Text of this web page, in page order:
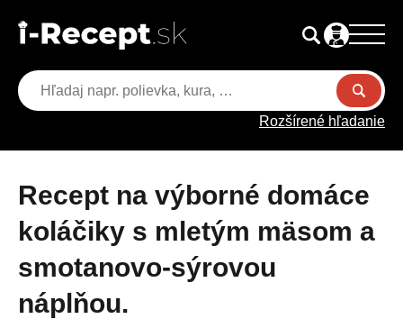
Rozšírené hľadanie
Recept na výborné domáce
koláčiky s mletým mäsom a
smotanovo-sýrovou
náplňou.